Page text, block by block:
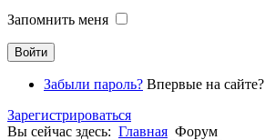
Запомнить меня
Забыли пароль? Впервые на сайте?
Зарегистрироваться
Вы сейчас здесь: Главная Форум